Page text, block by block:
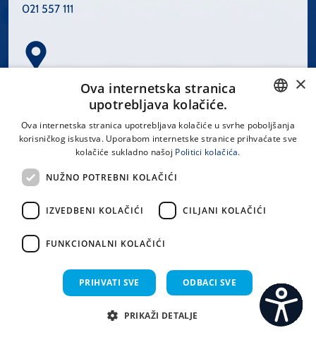
021 557 111
Spinčićeva 1, 21000 Split
LINKOVI
Uvjeti korištenja
CROATIAN
×
Ova internetska stranica
upotrebljava kolačiće.
Ova internetska stranica upotrebljava kolačiće u svrhe poboljšanja
korisničkog iskustva. Uporabom internetske stranice prihvaćate sve
kolačiće sukladno našoj Politici kolačića.
NUŽNO POTREBNI KOLAČIĆI
IZVEDBENI KOLAČIĆI CILJANI KOLAČIĆI
FUNKCIONALNI KOLAČIĆI
PRIHVATI SVE ODBACI SVE
PRIKAŽI DETALJE